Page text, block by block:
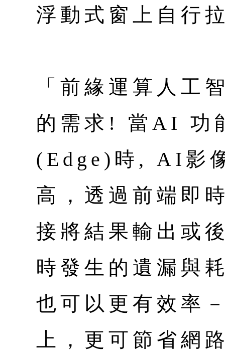
浮動式窗上自行
「前緣運算人工
的需求! 當AI 功
(Edge)時, AI影
高，透過前端即
接將結果輸出或
時發生的遺漏與
也可以更有效率
上，更可節省網